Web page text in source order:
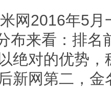
网2016年5
来看：排名
绝对的优势
新网第二，